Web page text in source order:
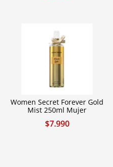
Women Secret Forever Gold
Mist 250ml Mujer
$7.990